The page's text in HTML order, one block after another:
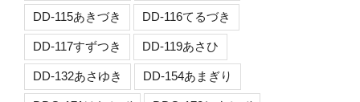
DD-115あきづき DD-116てるづき
DD-117すずつき DD-119あさひ
DD-132あさゆき DD-154あまぎり